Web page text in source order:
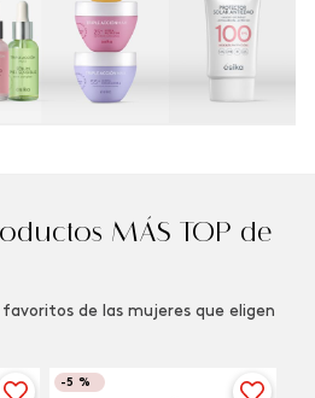
MÁS TOP de
de las mujeres que eligen
-5 %